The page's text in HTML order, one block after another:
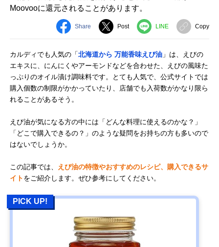
Moovooに還元されることがあります。
Share Post LINE Copy
カルディでも人気の「北海道から 万能香味えび油 」は、えびの
エキスに、にんにくやアーモンドなどを合わせた、えびの風味た
っぷりのオイル漬け調味料です。とても人気で、公式サイトでは
購入個数の制限がかかっていたり、店舗でも入荷数がかなり限ら
れることがあるそう。
えび油が気になる方の中には「どんな料理に使えるのかな？」
「どこで購入できるの？」のような疑問をお持ちの方も多いので
はないでしょうか。
この記事では、
えび油の特徴やおすすめのレシピ、購入できるサ
イトをご紹介します。ぜひ参考にしてください。
PICK UP!